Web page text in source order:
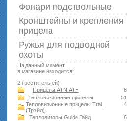
Фонари подствольные
Кронштейны и крепления
прицела
Ружья для подводной
оxоты
На данный момент
в магазине находится:
2 посетитель(ей)
8
Прицелы ATN АТН
51
Тепловизионные прицелы
4
Тепловизионные прицелы Trail
(Трэйл)
6
Тепловизоры Guide Гайд